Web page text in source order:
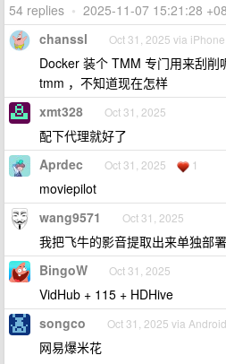
54 replies • 2025-11-07 15:21:28
chanssl Oct 31, 2025 via iPhone
Docker 装个 TMM 专门用来刮削
tmm ，不知道现在怎样
xmt328 Oct 31, 2025
配下代理就好了
Aprdec Oct 31, 2025 1
moviepilot
wang9571 Oct 31, 2025
我把飞牛的影音提取出来单独部
BingoW Oct 31, 2025
VidHub + 115 + HDHive
songco Oct 31, 2025 via Android
网易爆米花